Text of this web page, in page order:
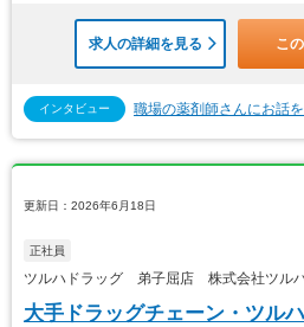
求人の詳細を見る こ
インタビュー 職場の薬剤師さんにお話
更新日：2026年6月18日
正社員
ツルハドラッグ 弟子屈店 株式会社ツル
大手ドラッグチェーン・ツル